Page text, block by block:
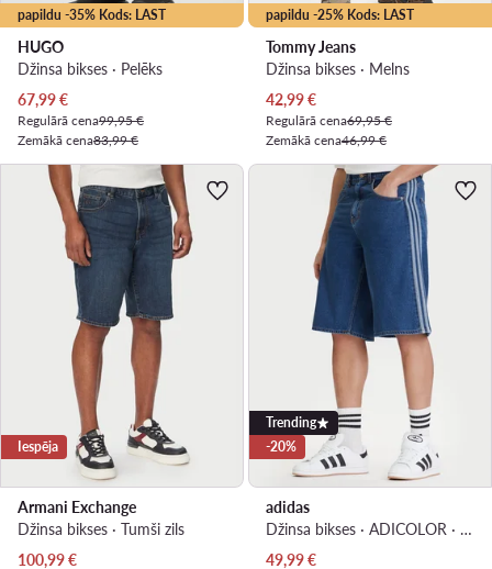
papildu -35% Kods: LAST
HUGO
Džinsa bikses · Pelēks
Pašreizējā cena
67,99€
Regulārā cena99,95 €
Zemākā cena83,99 €
papildu -25% Kods: LAST
Tommy Jeans
Džinsa bikses · Melns
Pašreizējā cena
42,99€
Regulārā cena69,95 €
Zemākā cena46,99 €
Iespēja
Armani Exchange
Džinsa bikses · Tumši zils
Pašreizējā cena
100,99€
Trending
-20%
adidas
Džinsa bikses · ADICOLOR · Zils
Pašreizējā cena
49,99€